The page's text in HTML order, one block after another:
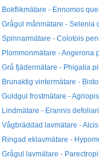
Bokflikmätare - Ennomos
Grågul månmätare - Selenia
Spinnarmätare - Colotois
Plommonmätare - Angerona
Grå fjädermätare - Phigalia
Brunaktig vintermätare -
Guldgul frostmätare -
Lindmätare - Erannis
Vågbräddad lavmätare -
Ringad eklavmätare -
Grågul lavmätare -